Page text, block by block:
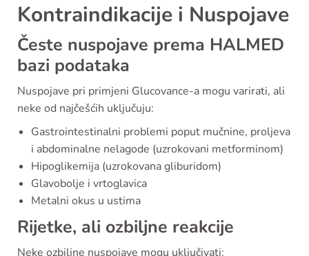
Kontraindikacije i Nuspojave
Česte nuspojave prema HALMED
bazi podataka
Nuspojave pri primjeni Glucovance-a mogu varirati, ali
neke od najčešćih uključuju:
Gastrointestinalni problemi poput mučnine, proljeva
i abdominalne nelagode (uzrokovani metforminom)
Hipoglikemija (uzrokovana gliburidom)
Glavobolje i vrtoglavica
Metalni okus u ustima
Rijetke, ali ozbiljne reakcije
Neke ozbiljne nuspojave mogu uključivati: